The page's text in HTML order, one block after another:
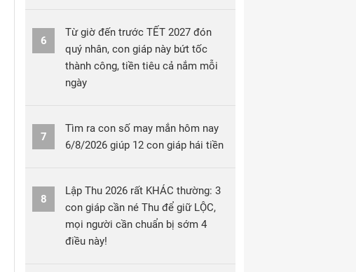
6
Từ giờ đến trước TẾT 2027 đón
quý nhân, con giáp này bứt tốc
thành công, tiền tiêu cả nắm mỗi
ngày
7
Tìm ra con số may mắn hôm nay
6/8/2026 giúp 12 con giáp hái tiền
8
Lập Thu 2026 rất KHÁC thường: 3
con giáp cần né Thu để giữ LỘC,
mọi người cần chuẩn bị sớm 4
điều này!